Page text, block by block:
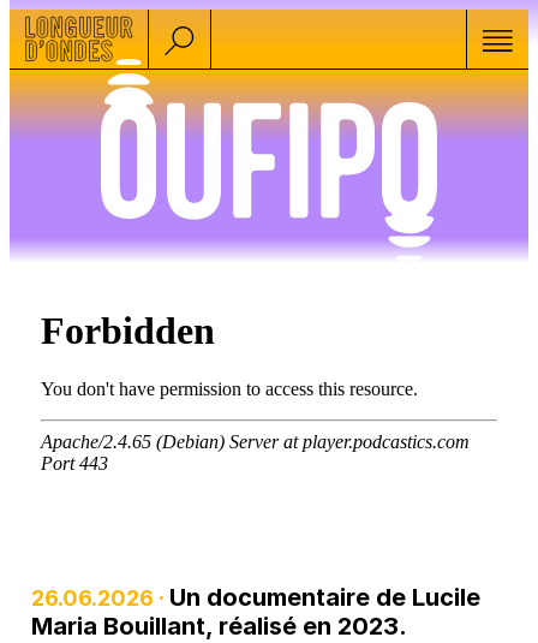
26.06.2026 · Un documentaire de Lucile
Maria Bouillant, réalisé en 2023.